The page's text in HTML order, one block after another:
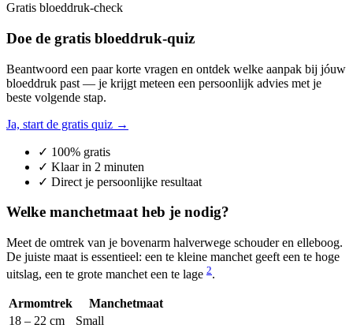
Gratis bloeddruk-check
Doe de gratis bloeddruk-quiz
Beantwoord een paar korte vragen en ontdek welke aanpak bij jóuw
bloeddruk past — je krijgt meteen een persoonlijk advies met je
beste volgende stap.
Ja, start de gratis quiz →
✓ 100% gratis
✓ Klaar in 2 minuten
✓ Direct je persoonlijke resultaat
Welke manchetmaat heb je nodig?
Meet de omtrek van je bovenarm halverwege schouder en elleboog.
De juiste maat is essentieel: een te kleine manchet geeft een te hoge
uitslag, een te grote manchet een te lage 2.
Armomtrek
Manchetmaat
18 – 22 cm
Small